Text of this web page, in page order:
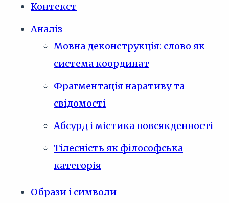
Контекст
Аналіз
Мовна деконструкція: слово як
система координат
Фрагментація наративу та
свідомості
Абсурд і містика повсякденності
Тілесність як філософська
категорія
Образи і символи